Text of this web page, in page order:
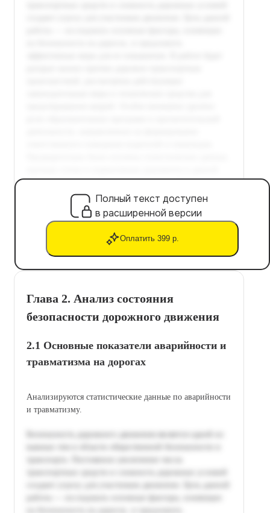
Полный текст доступен
в расширенной версии
Оплатить 399 р.
Глава 2. Анализ состояния
безопасности дорожного движения
2.1 Основные показатели аварийности и
травматизма на дорогах
Анализируются статистические данные по аварийности
и травматизму.